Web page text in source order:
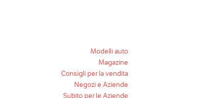
Modelli auto
Magazine
Consigli per la vendita
Negozi e Aziende
Subito per le Aziende